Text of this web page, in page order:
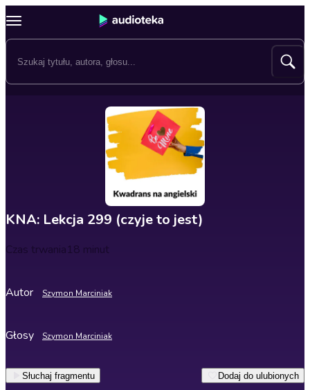
KNA: Lekcja 299 (czyje to jest)
Czas trwania18 minut
Autor Szymon Marciniak
Głosy Szymon Marciniak
Słuchaj fragmentu Dodaj do ulubionych